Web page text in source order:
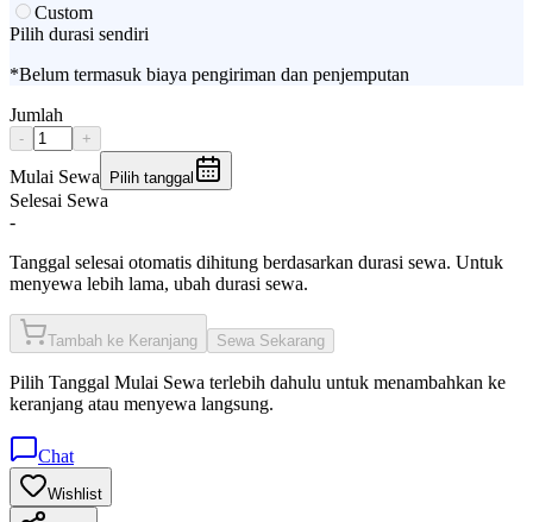
Custom
Pilih durasi sendiri
*Belum termasuk biaya pengiriman dan penjemputan
Jumlah
- +
Mulai Sewa Pilih tanggal
Selesai Sewa
-
Tanggal selesai otomatis dihitung berdasarkan durasi sewa. Untuk
menyewa lebih lama, ubah durasi sewa.
Tambah ke Keranjang Sewa Sekarang
Pilih Tanggal Mulai Sewa terlebih dahulu untuk menambahkan ke
keranjang atau menyewa langsung.
Chat
Wishlist